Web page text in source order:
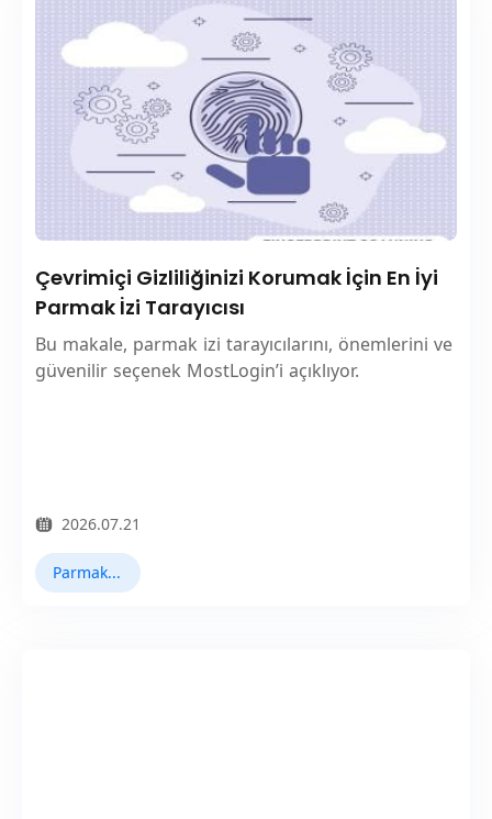
Çevrimiçi Gizliliğinizi Korumak İçin En İyi
Parmak İzi Tarayıcısı
Bu makale, parmak izi tarayıcılarını, önemlerini ve
güvenilir seçenek MostLogin’i açıklıyor.
2026.07.21
Parmak İzi Tarayıcı